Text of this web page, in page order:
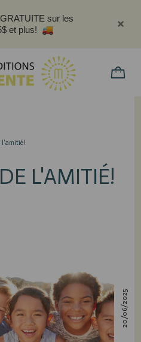
sur les
et plus!
l'amitié!
L'AMITIÉ!
20/06/2025